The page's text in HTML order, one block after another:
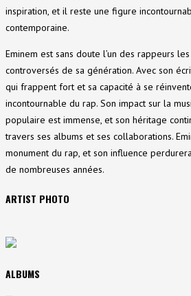
inspiration, et il reste une figure
contemporaine.
Eminem est sans doute l’un des rappeurs
controversés de sa génération. Avec son
qui frappent fort et sa capacité à se
incontournable du rap. Son impact sur la
populaire est immense, et son héritage
travers ses albums et ses collaborations.
monument du rap, et son influence
de nombreuses années.
ARTIST PHOTO
ALBUMS